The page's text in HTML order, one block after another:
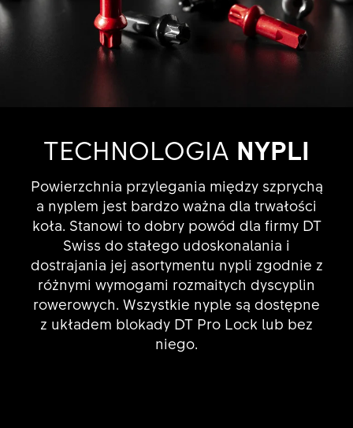
TECHNOLOGIA NYPLI
Powierzchnia przylegania między szprychą
a nyplem jest bardzo ważna dla trwałości
koła. Stanowi to dobry powód dla firmy DT
Swiss do stałego udoskonalania i
dostrajania jej asortymentu nypli zgodnie z
różnymi wymogami rozmaitych dyscyplin
rowerowych. Wszystkie nyple są dostępne
z układem blokady DT Pro Lock lub bez
niego.